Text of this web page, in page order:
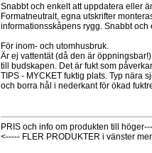
Snabbt och enkelt att uppdatera eller
Formatneutralt, egna utskrifter
informationsskåpens rygg. Snabbt och
För inom- och utomhusbruk.
Är ej vattentät (då den är
till budskapen. Det är fukt som
TIPS - MYCKET fuktig plats. Typ nära
och borra hål i nederkant för ökad
PRIS och info om produkten till
<----- FLER PRODUKTER i vänster